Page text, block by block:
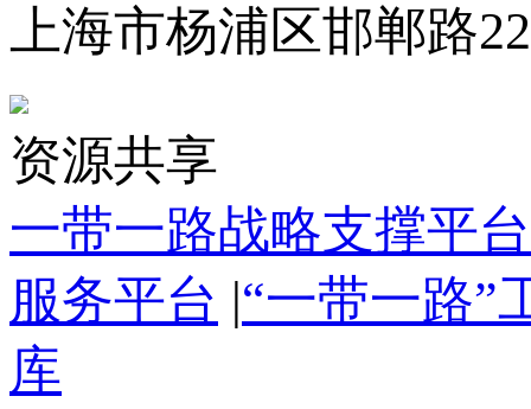
上海市杨浦区邯郸路
资源共享
一带一路战略支撑平台
服务平台 |“一带一路”
库